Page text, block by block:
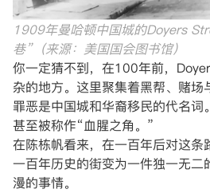
1909年曼哈顿中国城的Doyers
巷”（来源：美国国会图书馆）
你一定猜不到，在100年前，
杂的地方。这里聚集着黑帮、赌场
罪恶是中国城和华裔移民的代名词
甚至被称作“血腥之角。”
在陈栋帆看来，在一百年后对这条
一百年历史的街变为一件独一无二
漫的事情。